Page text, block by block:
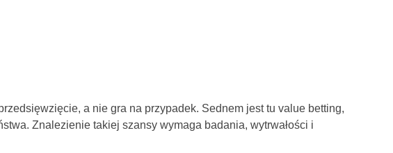
a nie gra na przypadek. Sednem jest tu value betting,
Znalezienie takiej szansy wymaga badania, wytrwałości i